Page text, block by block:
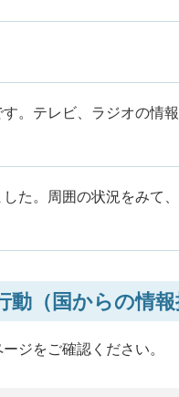
。テレビ、ラジオの情
た。周囲の状況をみて
（国からの情報
ジをご確認ください。